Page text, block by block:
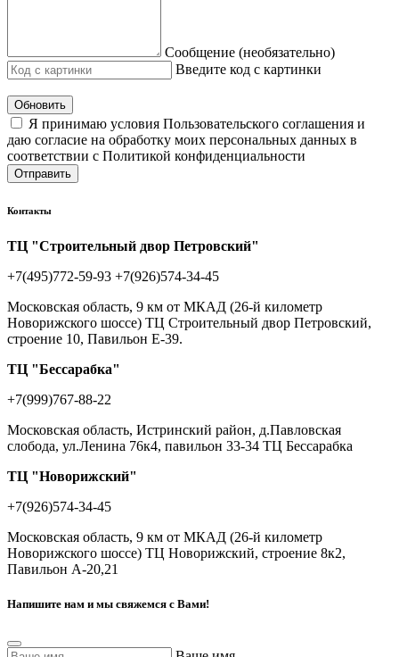
Сообщение (необязательно)
Введите код с картинки
Обновить
Я принимаю условия Пользовательского соглашения и
даю согласие на обработку моих персональных данных в
соответствии с Политикой конфиденциальности
Отправить
Контакты
ТЦ "Строительный двор Петровский"
+7(495)772-59-93 +7(926)574-34-45
Московская область, 9 км от МКАД (26-й километр
Новорижского шоссе) ТЦ Строительный двор Петровский,
строение 10, Павильон Е-39.
ТЦ "Бессарабка"
+7(999)767-88-22
Московская область, Истринский район, д.Павловская
слобода, ул.Ленина 76к4, павильон 33-34 ТЦ Бессарабка
ТЦ "Новорижский"
+7(926)574-34-45
Московская область, 9 км от МКАД (26-й километр
Новорижского шоссе) ТЦ Новорижский, строение 8к2,
Павильон А-20,21
Напишите нам и мы свяжемся с Вами!